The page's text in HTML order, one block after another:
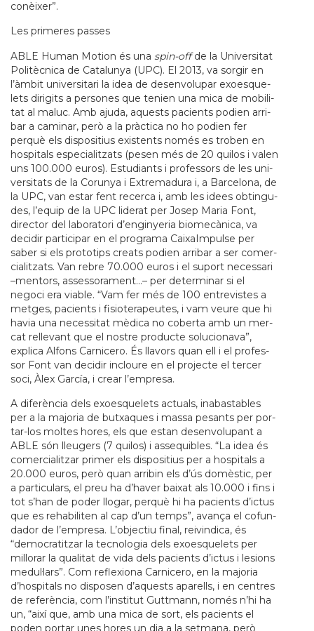
conèixer”.
Les pri­me­res pas­ses
ABLE Human Motion és una spin-offde la Uni­ver­si­tat
Politècnica de Cata­lu­nya (UPC). El 2013, va sor­gir en
l’àmbit uni­ver­si­tari la idea de desen­vo­lu­par exo­es­que­
lets diri­gits a per­so­nes que tenien una mica de mobi­li­
tat al maluc. Amb ajuda, aquests paci­ents podien arri­
bar a cami­nar, però a la pràctica no ho podien fer
perquè els dis­po­si­tius exis­tents només es tro­ben en
hos­pi­tals espe­ci­a­lit­zats (pesen més de 20 qui­los i valen
uns 100.000 euros). Estu­di­ants i pro­fes­sors de les uni­
ver­si­tats de la Coru­nya i Extre­ma­dura i, a Bar­ce­lona, de
la UPC, van estar fent recerca i, amb les idees obtin­gu­
des, l’equip de la UPC lide­rat per Josep Maria Font,
direc­tor del labo­ra­tori d’engi­nye­ria bio­mecànica, va
deci­dir par­ti­ci­par en el pro­grama Cai­xaIm­pulse per
saber si els pro­to­tips cre­ats podien arri­bar a ser comer­
ci­a­lit­zats. Van rebre 70.000 euros i el suport neces­sari
–men­tors, asses­so­ra­ment…– per deter­mi­nar si el
negoci era via­ble. “Vam fer més de 100 entre­vis­tes a
met­ges, paci­ents i fisi­o­te­ra­peu­tes, i vam veure que hi
havia una neces­si­tat mèdica no coberta amb un mer­
cat relle­vant que el nos­tre pro­ducte solu­ci­o­nava”,
explica Alfons Car­ni­cero. És lla­vors quan ell i el pro­fes­
sor Font van deci­dir incloure en el pro­jecte el ter­cer
soci, Àlex García, i crear l’empresa.
A diferència dels exo­es­que­lets actu­als, ina­bas­ta­bles
per a la majo­ria de but­xa­ques i massa pesants per por­
tar-los mol­tes hores, els que estan desen­vo­lu­pant a
ABLE són lleu­gers (7 qui­los) i asse­qui­bles. “La idea és
comer­ci­a­lit­zar pri­mer els dis­po­si­tius per a hos­pi­tals a
20.000 euros, però quan arri­bin els d’ús domèstic, per
a par­ti­cu­lars, el preu ha d’haver bai­xat als 10.000 i fins i
tot s’han de poder llo­gar, perquè hi ha paci­ents d’ictus
que es reha­bi­li­ten al cap d’un temps”, avança el cofun­
da­dor de l’empresa. L’objec­tiu final, rei­vin­dica, és
“demo­cra­tit­zar la tec­no­lo­gia dels exo­es­que­lets per
millo­rar la qua­li­tat de vida dels paci­ents d’ictus i lesi­ons
medul·lars”. Com refle­xi­ona Car­ni­cero, en la majo­ria
d’hos­pi­tals no dis­po­sen d’aquests apa­rells, i en cen­tres
de referència, com l’ins­ti­tut Gutt­mann, només n’hi ha
un, “així que, amb una mica de sort, els paci­ents el
poden por­tar unes hores un dia a la set­mana, però